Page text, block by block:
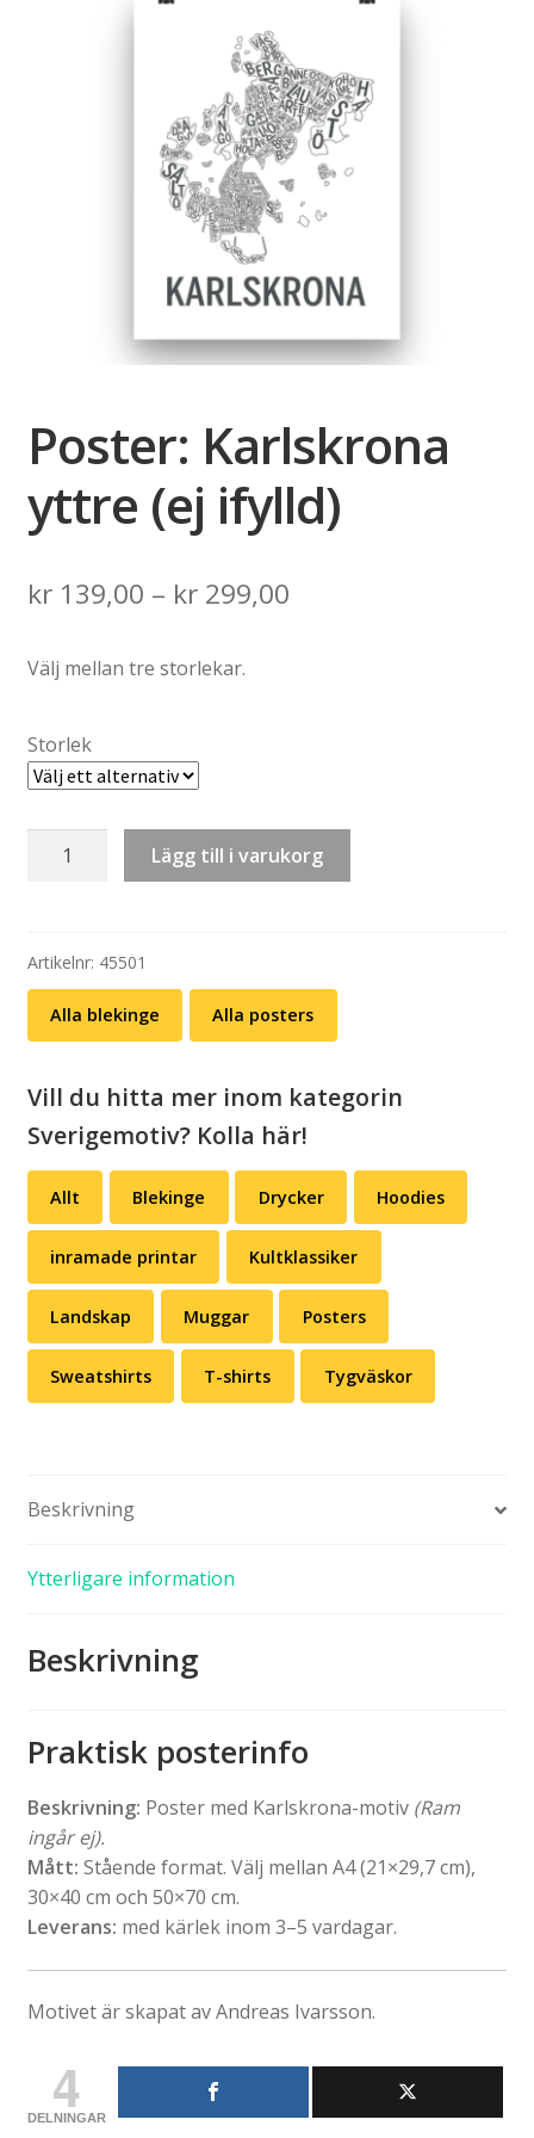
Poster: Karlskrona
yttre (ej ifylld)
kr139,00 – kr299,00Price
Välj mellan tre storlekar.
Storlek
Poster:
Karlskrona
ifylld)
mängd
Lägg till i varukorg
Artikelnr: 45501
Alla blekinge Alla posters
Vill du hitta mer inom kategorin
Sverigemotiv? Kolla här!
Allt Blekinge Drycker Hoodies
inramade printar Kultklassiker
Landskap Muggar Posters
Sweatshirts T-shirts Tygväskor
Beskrivning
Ytterligare information
Beskrivning
Praktisk posterinfo
Beskrivning: Poster med Karlskrona-motiv (Ram
ingår ej).
Mått: Stående format. Välj mellan A4 (21×29,7 cm),
30×40 cm och 50×70 cm.
Leverans: med kärlek inom 3–5 vardagar.
Motivet är skapat av Andreas Ivarsson.
4
DELNINGAR